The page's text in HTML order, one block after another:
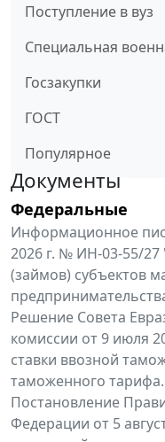
Поступление в вуз
Специальная
Госзакупки
ГОСТ
Популярное
Документы
Федеральные
Информационное
2026 г. № ИН-03-55/27
(займов) субъектов
Решение Совета
комиссии от 9 июля
ставки ввозной
таможенного
Постановление
Федерации от 5